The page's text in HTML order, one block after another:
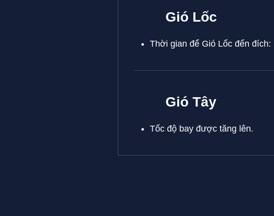
Gió Lốc
Thời gian để Gió Lốc đến
Gió Tây
Tốc độ bay được tăng lên.